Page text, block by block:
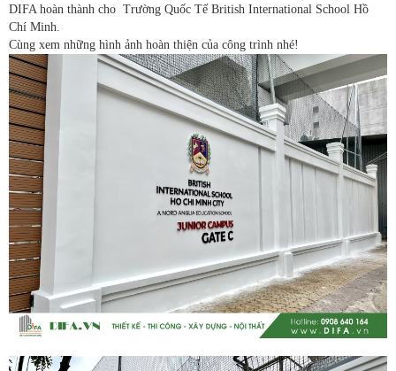
DIFA hoàn thành cho Trường Quốc Tế British International School Hồ
Chí Minh.
Cùng xem những hình ảnh hoàn thiện của công trình nhé!